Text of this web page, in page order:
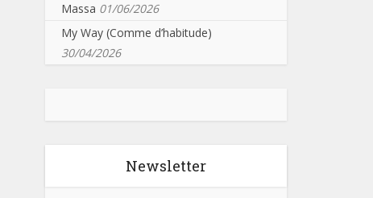
Massa 01/06/2026
My Way (Comme d’habitude)
30/04/2026
Newsletter